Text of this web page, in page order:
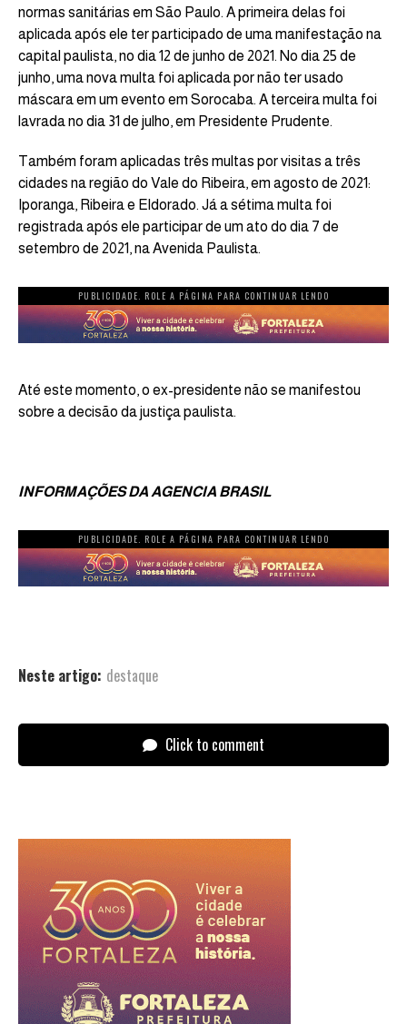
normas sanitárias em São Paulo. A primeira delas foi
aplicada após ele ter participado de uma manifestação na
capital paulista, no dia 12 de junho de 2021. No dia 25 de
junho, uma nova multa foi aplicada por não ter usado
máscara em um evento em Sorocaba. A terceira multa foi
lavrada no dia 31 de julho, em Presidente Prudente.
Também foram aplicadas três multas por visitas a três
cidades na região do Vale do Ribeira, em agosto de 2021:
Iporanga, Ribeira e Eldorado. Já a sétima multa foi
registrada após ele participar de um ato do dia 7 de
setembro de 2021, na Avenida Paulista.
PUBLICIDADE. ROLE A PÁGINA PARA CONTINUAR LENDO
Até este momento, o ex-presidente não se manifestou
sobre a decisão da justiça paulista.
INFORMAÇÕES DA AGENCIA BRASIL
PUBLICIDADE. ROLE A PÁGINA PARA CONTINUAR LENDO
Neste artigo: destaque
Click to comment